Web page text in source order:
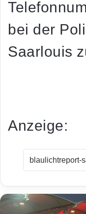
bei der
Saarlouis
Anzeige: